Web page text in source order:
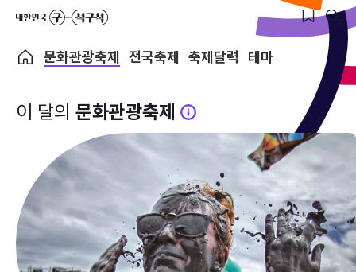
문화관광축제 전국축제 축제달력 테마
이 달의 문화관광축제